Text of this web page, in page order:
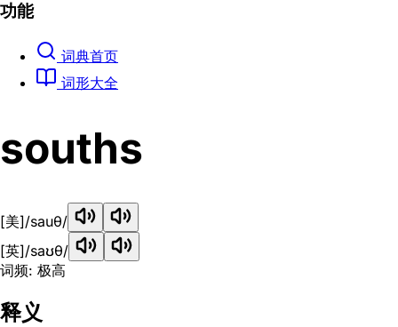
功能
词典首页
词形大全
souths
[美]/sauθ/
[英]/saʊθ/
词频: 极高
释义